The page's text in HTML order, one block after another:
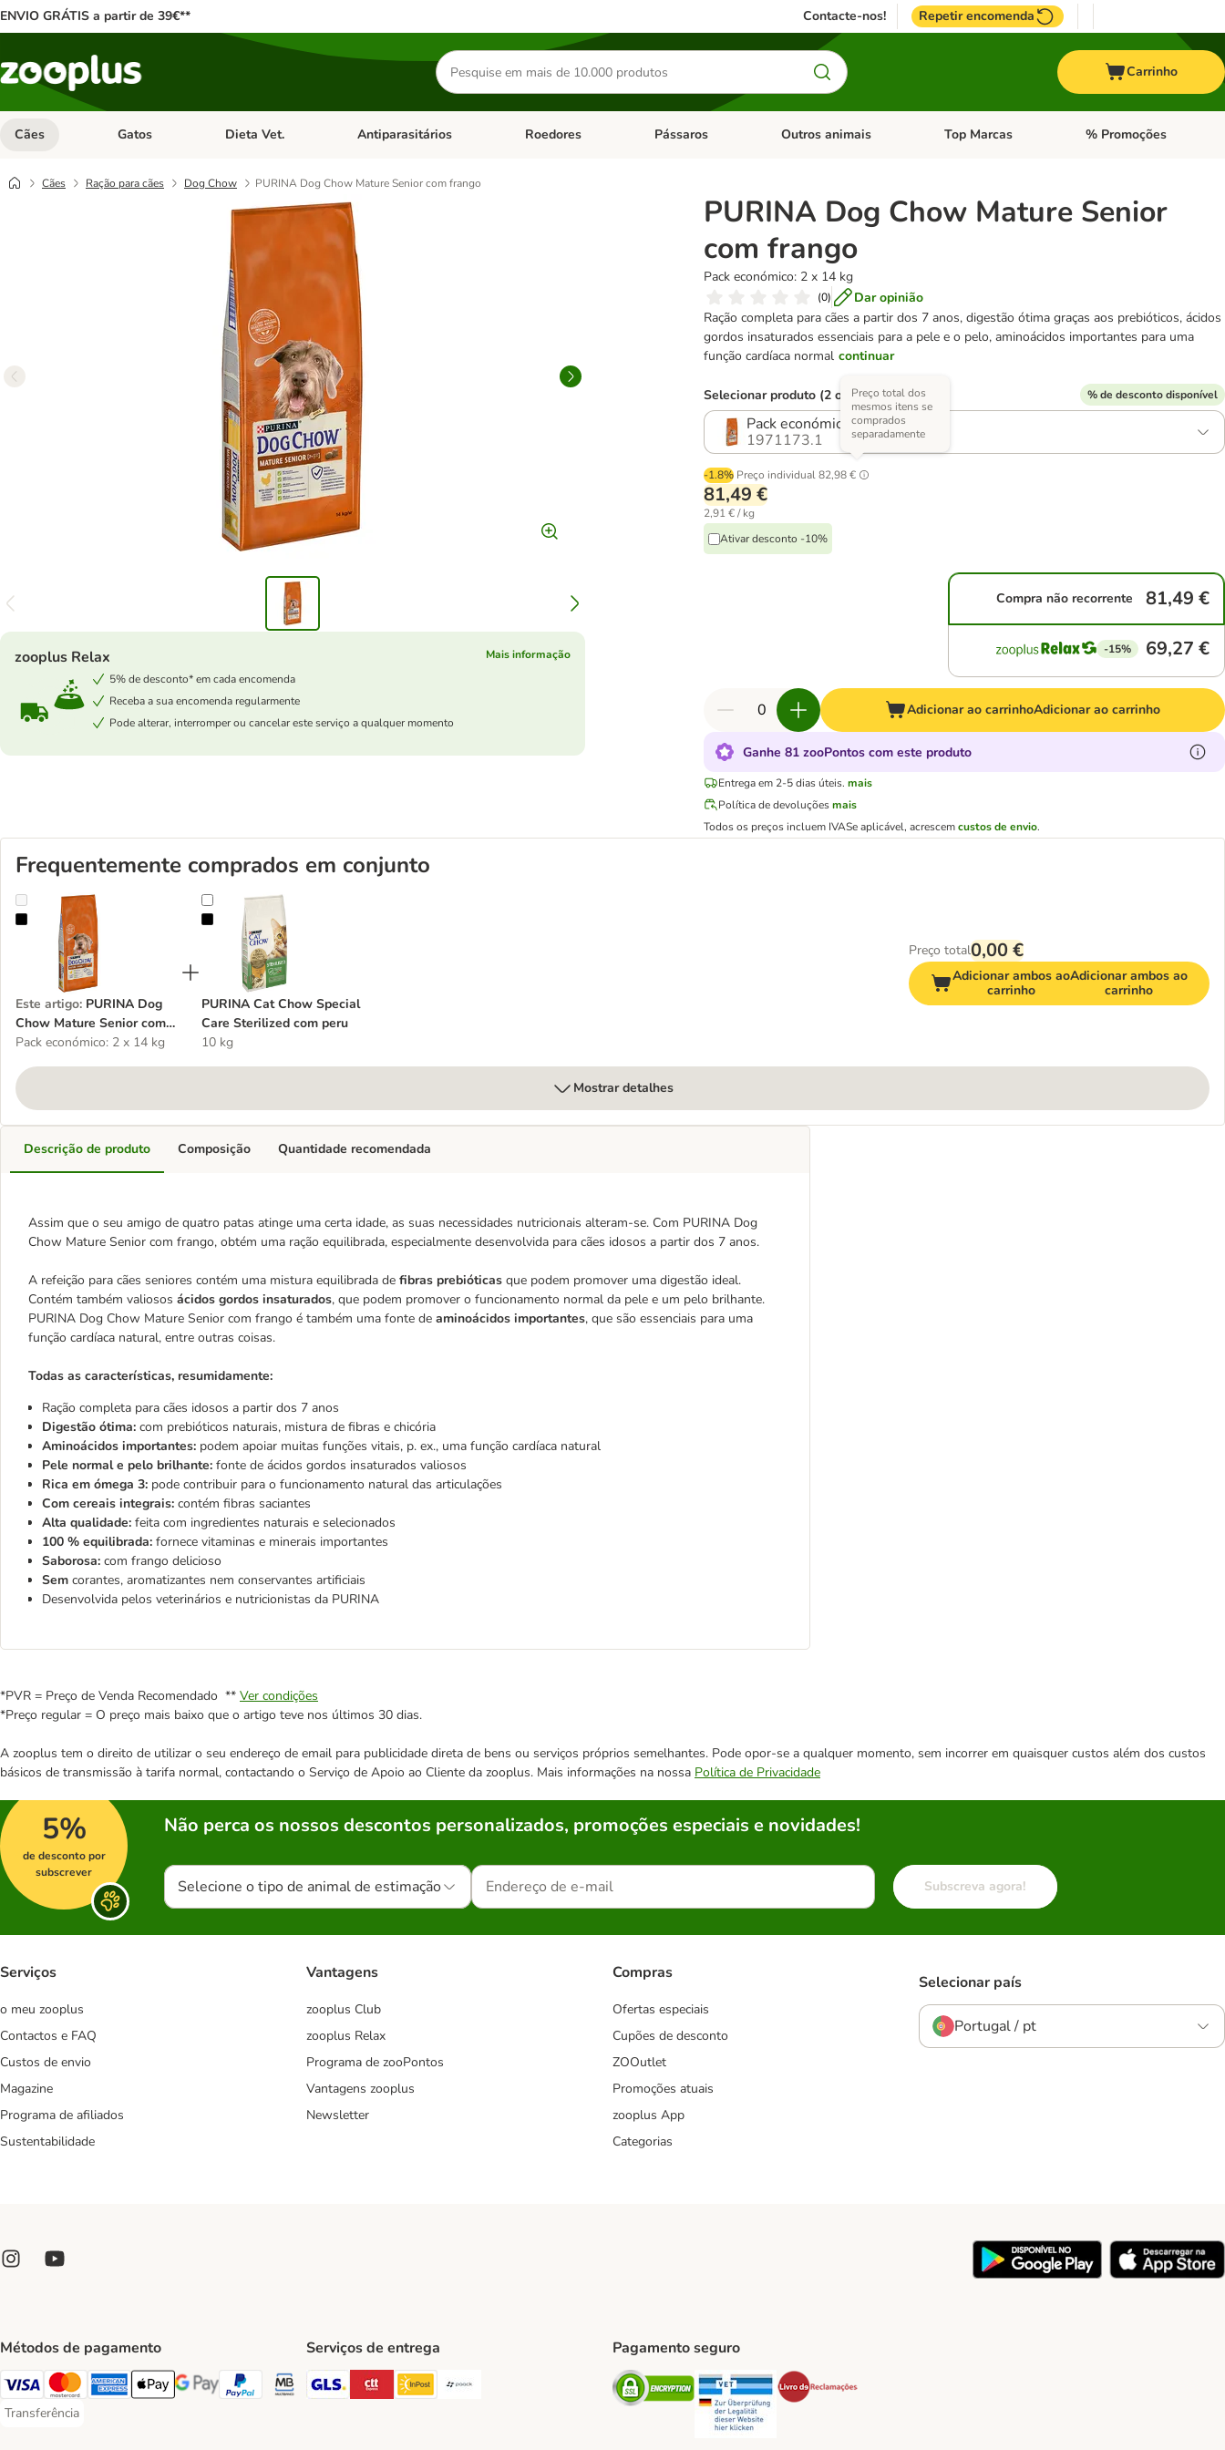
ENVIO GRÁTIS a partir de 39€** Contacte-nos! Repetir encomenda
Pesquisar
produtos
Carrinho
Cães Abrir menu de categoria: Cães
Gatos Abrir menu de categoria: Gatos
Dieta Vet. Abrir menu de categoria: Dieta Vet.
Antiparasitários Abrir menu de categoria: Antiparasitários
Roedores Abrir menu de categoria: Roedores
Pássaros Abrir menu de categoria: Pássaros
Outros animais Abrir menu de categoria: Outros animais
Top Marcas Abrir menu de categoria:
% Promoções
Cães Ração para cães Dog Chow PURINA Dog Chow Mature Senior com frango
PURINA Dog Chow Mature Senior
com frango
Pack económico: 2 x 14 kg
(0)
Dar opinião
Ração completa para cães a partir dos 7 anos, digestão ótima graças aos prebióticos, ácidos
gordos insaturados essenciais para a pele e o pelo, aminoácidos importantes para uma
função cardíaca normal continuar
zooplus Relax
Mais informação
5% de desconto* em cada encomenda
Receba a sua encomenda regularmente
Pode alterar, interromper ou cancelar este serviço a qualquer momento
Selecionar produto (2 opções) % de desconto disponível
Pack económico: 2 x 14 kg
1971173.1
-1.8% Preço individual 82,98 €
Preço total dos
mesmos itens se
comprados
separadamente
81,49 €
2,91 € / kg
Ativar desconto -10%
Compra não recorrente 81,49 €
-15% 69,27 €
Adicionar ao carrinhoAdicionar ao carrinho
Ganhe 81 zooPontos com este produto
Entrega em 2-5 dias úteis. mais
Política de devoluções mais
Todos os preços incluem IVASe aplicável, acrescemcustos de envio.
Frequentemente comprados em conjunto
PURINA Dog Chow Mature Senior com frango
Este artigo: PURINA Dog
Chow Mature Senior com
frango
Pack económico: 2 x 14 kg
PURINA Cat Chow Special Care Sterilized com peru
PURINA Cat Chow Special
Care Sterilized com peru
10 kg
Preço total0,00 €
Adicionar ambos ao
carrinho
Adicionar ambos ao
carrinho
Mostrar detalhes
Descrição de produto
Assim que o seu amigo de quatro patas atinge uma certa idade, as suas necessidades nutricionais alteram-se. Com PURINA Dog
Chow Mature Senior com frango, obtém uma ração equilibrada, especialmente desenvolvida para cães idosos a partir dos 7 anos.
A refeição para cães seniores contém uma mistura equilibrada de fibras prebióticas que podem promover uma digestão ideal.
Contém também valiosos ácidos gordos insaturados, que podem promover o funcionamento normal da pele e um pelo brilhante.
PURINA Dog Chow Mature Senior com frango é também uma fonte de aminoácidos importantes, que são essenciais para uma
função cardíaca natural, entre outras coisas.
Todas as características, resumidamente:
Ração completa para cães idosos a partir dos 7 anos
Digestão ótima: com prebióticos naturais, mistura de fibras e chicória
Aminoácidos importantes: podem apoiar muitas funções vitais, p. ex., uma função cardíaca natural
Pele normal e pelo brilhante: fonte de ácidos gordos insaturados valiosos
Rica em ómega 3: pode contribuir para o funcionamento natural das articulações
Com cereais integrais: contém fibras saciantes
Alta qualidade: feita com ingredientes naturais e selecionados
100 % equilibrada: fornece vitaminas e minerais importantes
Saborosa: com frango delicioso
Sem corantes, aromatizantes nem conservantes artificiais
Desenvolvida pelos veterinários e nutricionistas da PURINA
Composição Quantidade recomendada
*PVR = Preço de Venda Recomendado ** Ver condições
*Preço regular = O preço mais baixo que o artigo teve nos últimos 30 dias.
A zooplus tem o direito de utilizar o seu endereço de email para publicidade direta de bens ou serviços próprios semelhantes. Pode opor-se a qualquer momento, sem incorrer em quaisquer custos além dos custos
básicos de transmissão à tarifa normal, contactando o Serviço de Apoio ao Cliente da zooplus. Mais informações na nossa Política de Privacidade
5%
de desconto por
subscrever
Não perca os nossos descontos personalizados, promoções especiais e novidades!
Selecione o tipo de animal de estimação Subscreva agora!
Serviços
o meu zooplus
Contactos e FAQ
Custos de envio
Magazine
Programa de afiliados
Sustentabilidade
Vantagens
zooplus Club
zooplus Relax
Programa de zooPontos
Vantagens zooplus
Newsletter
Compras
Ofertas especiais
Cupões de desconto
ZOOutlet
Promoções atuais
zooplus App
Categorias
Selecionar país
Portugal / pt
Métodos de pagamento
Visa Payment Method
Mastercard Payment Method
American Express Payment Method
Apple Pay Payment Method
Google Pay Payment Method
PayPal Payment Method
Multibanco Payment Method
Transferência
Transferência Payment Method
Serviços de entrega
GLS Shipping Method
CTTExpress Shipping Method
InPost Shipping Method
Paack Shipping Method
Pagamento seguro
Security Security